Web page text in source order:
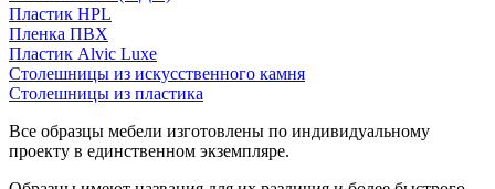
Пластик HPL
Пленка ПВХ
Пластик Alvic Luxe
Столешницы из искусственного камня
Столешницы из пластика
Все образцы мебели изготовлены по индивидуальному
проекту в единственном экземпляре.